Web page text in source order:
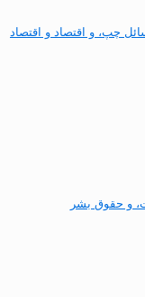
چپ، و اقتصاد و اقتصاد